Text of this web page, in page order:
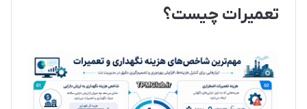
تعمیرات چیست؟